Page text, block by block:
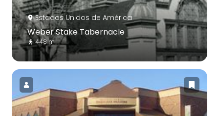
Estados Unidos de América
Weber Stake Tabernacle
448 m